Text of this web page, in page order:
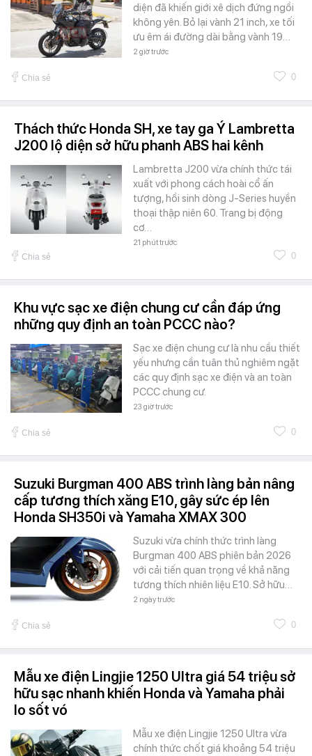
diện đã khiến giới xê dịch đứng ngồi
không yên. Bỏ lại vành 21 inch, xe tối
ưu êm ái đường dài bằng vành 19…
2 giờ trước
Chia sẻ 0
Thách thức Honda SH, xe tay ga Ý Lambretta
J200 lộ diện sở hữu phanh ABS hai kênh
Lambretta J200 vừa chính thức tái
xuất với phong cách hoài cổ ấn
tượng, hồi sinh dòng J-Series huyền
thoại thập niên 60. Trang bị động
cơ…
21 phút trước
Chia sẻ 0
Khu vực sạc xe điện chung cư cần đáp ứng
những quy định an toàn PCCC nào?
Sạc xe điện chung cư là nhu cầu thiết
yếu nhưng cần tuân thủ nghiêm ngặt
các quy định sạc xe điện và an toàn
PCCC chung cư.
23 giờ trước
Chia sẻ 0
Suzuki Burgman 400 ABS trình làng bản nâng
cấp tương thích xăng E10, gây sức ép lên
Honda SH350i và Yamaha XMAX 300
Suzuki vừa chính thức trình làng
Burgman 400 ABS phiên bản 2026
với cải tiến quan trọng về khả năng
tương thích nhiên liệu E10. Sở hữu…
2 ngày trước
Chia sẻ 0
Mẫu xe điện Lingjie 1250 Ultra giá 54 triệu sở
hữu sạc nhanh khiến Honda và Yamaha phải
lo sốt vó
Mẫu xe điện Lingjie 1250 Ultra vừa
chính thức chốt giá khoảng 54 triệu